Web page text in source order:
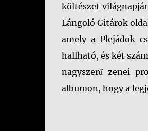
költészet
Lángoló Gitárok
amely a Plejádok
hallható, és két
nagyszerű zenei
albumon, hogy a